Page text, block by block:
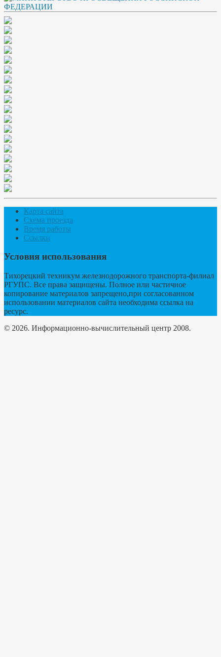
Карта сайта
Схема проезда
Время работы
Ссылки
Условия использования
Тихорецкий техникум железнодорожного транспорта-филиал
РГУПС. Все права защищены. Полное или частичное
копирование материалов запрещено,при согласованном
использовании материалов сайта необходима ссылка на
ресурс.
© 2026. Информационно-вычислительный центр 2008.